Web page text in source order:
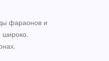
фараонов и
широко.